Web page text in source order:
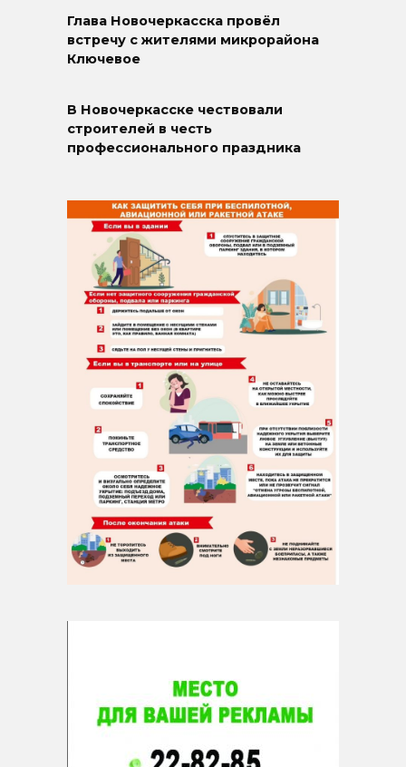
Глава Новочеркасска провёл
встречу с жителями микрорайона
Ключевое
В Новочеркасске чествовали
строителей в честь
профессионального праздника